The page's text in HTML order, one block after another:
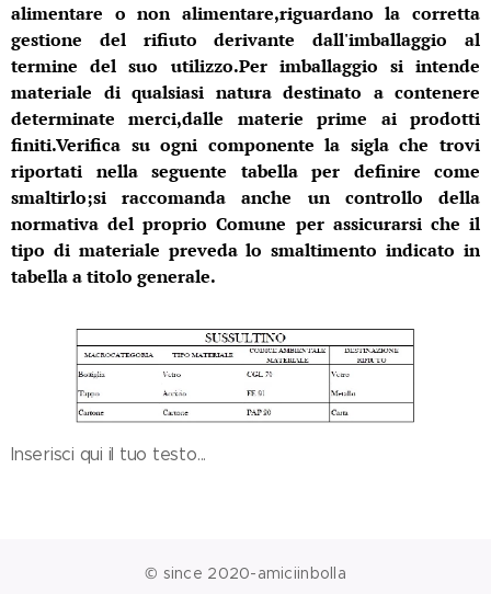
alimentare o non alimentare,riguardano la corretta
gestione del rifiuto derivante dall'imballaggio al
termine del suo utilizzo.Per imballaggio si intende
materiale di qualsiasi natura destinato a contenere
determinate merci,dalle materie prime ai prodotti
finiti.Verifica su ogni componente la sigla che trovi
riportati nella seguente tabella per definire come
smaltirlo;si raccomanda anche un controllo della
normativa del proprio Comune per assicurarsi che il
tipo di materiale preveda lo smaltimento indicato in
tabella a titolo generale.
Inserisci qui il tuo testo...
© since 2020-amiciinbolla